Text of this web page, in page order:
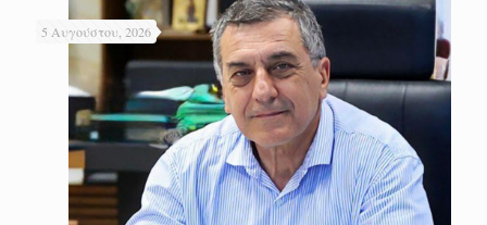
5 Αυγούστου, 2026